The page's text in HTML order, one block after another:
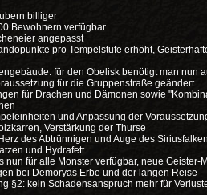
billiger
Bewohnern verfügbar
angepasst
pro Tempelstufe erhöht,
für den Obelisk benötigt man nun
für die Gruppenstraße geändert
für Drachen und Dämonen sowie
und Anpassung der
Verstärkung der Thurse
des Abtrünnigen und Auge des
und Hydrafett
nun für alle Monster verfügbar, neue Geister-
bei Demoryas Erbe und der langen Reise
§2: kein Schadensanspruch mehr für